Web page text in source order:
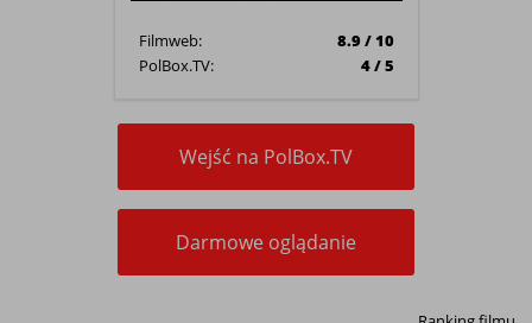
Filmweb:
8.9 / 10
PolBox.TV:
4 / 5
Wejść na PolBox.TV
Darmowe oglądanie